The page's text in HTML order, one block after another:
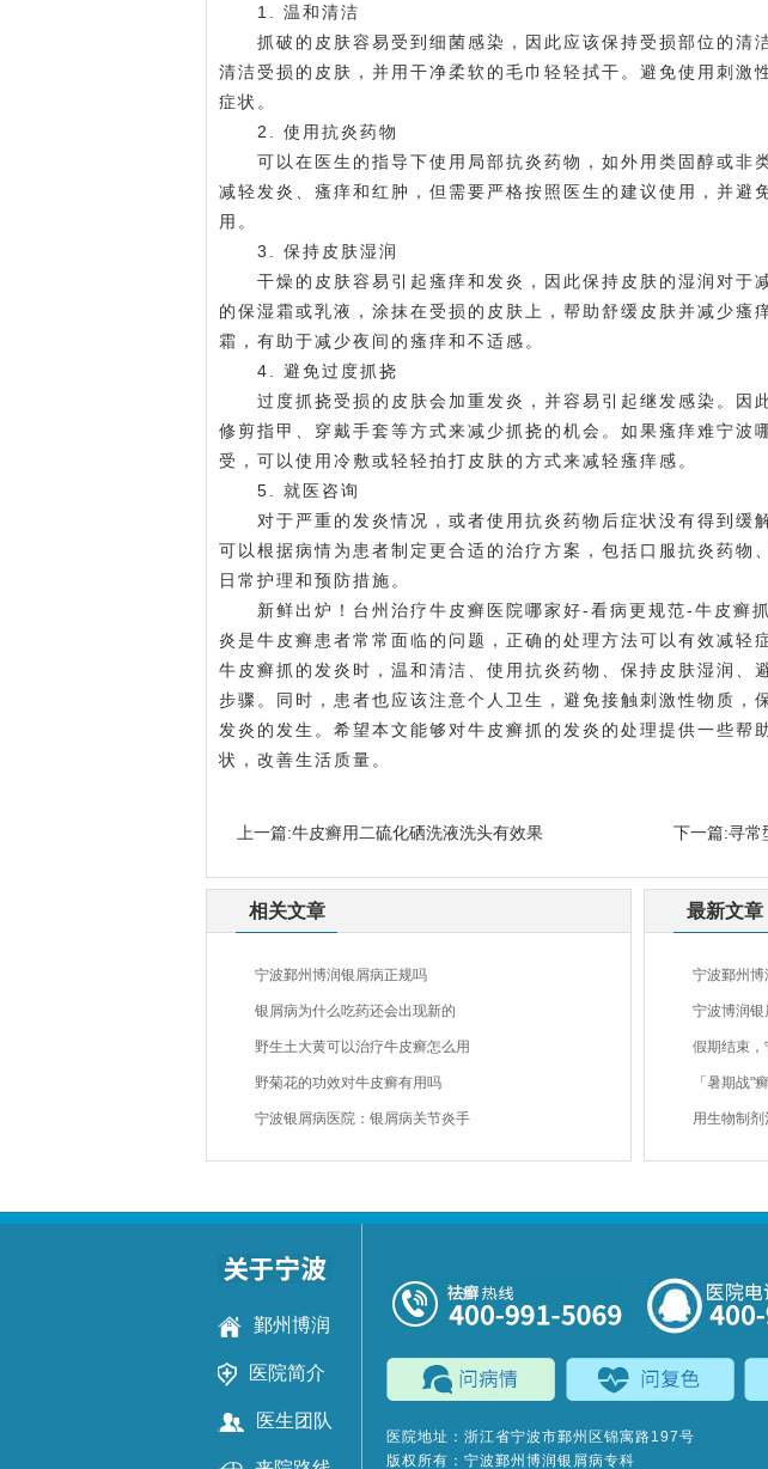
1. 温和清洁
抓破的皮肤容易受到细菌感染，因此应该保持受损部位的清
清洁受损的皮肤，并用干净柔软的毛巾轻轻拭干。避免使用刺激
症状。
2. 使用抗炎药物
可以在医生的指导下使用局部抗炎药物，如外用类固醇或非
减轻发炎、瘙痒和红肿，但需要严格按照医生的建议使用，并避
用。
3. 保持皮肤湿润
干燥的皮肤容易引起瘙痒和发炎，因此保持皮肤的湿润对于
的保湿霜或乳液，涂抹在受损的皮肤上，帮助舒缓皮肤并减少瘙
霜，有助于减少夜间的瘙痒和不适感。
4. 避免过度抓挠
过度抓挠受损的皮肤会加重发炎，并容易引起继发感染。因
修剪指甲、穿戴手套等方式来减少抓挠的机会。如果瘙痒难宁波
受，可以使用冷敷或轻轻拍打皮肤的方式来减轻瘙痒感。
5. 就医咨询
对于严重的发炎情况，或者使用抗炎药物后症状没有得到缓
可以根据病情为患者制定更合适的治疗方案，包括口服抗炎药物
日常护理和预防措施。
新鲜出炉！台州治疗牛皮癣医院哪家好-看病更规范-牛皮癣
炎是牛皮癣患者常常面临的问题，正确的处理方法可以有效减轻
牛皮癣抓的发炎时，温和清洁、使用抗炎药物、保持皮肤湿润、
步骤。同时，患者也应该注意个人卫生，避免接触刺激性物质，
发炎的发生。希望本文能够对牛皮癣抓的发炎的处理提供一些帮
状，改善生活质量。
上一篇:牛皮癣用二硫化硒洗液洗头有效果 下一篇:寻常
相关文章
宁波鄞州博润银屑病正规吗
银屑病为什么吃药还会出现新的
野生土大黄可以治疗牛皮癣怎么用
野菊花的功效对牛皮癣有用吗
宁波银屑病医院：银屑病关节炎手
最新文章
宁波鄞州
宁波博润
假期结束，
「暑期战"
用生物制
鄞州博润
医院简介
医生团队
医院地址：浙江省宁波市鄞州区锦寓路197号
版权所有：宁波鄞州博润银屑病专科